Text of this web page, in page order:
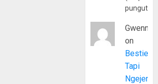
Gwenny
on
Bestie
Tapi